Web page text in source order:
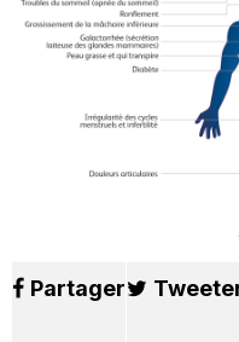
Partager